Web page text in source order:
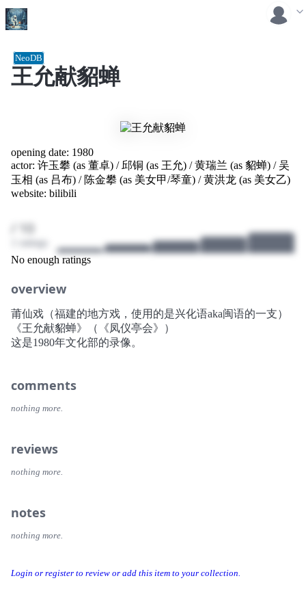
王允献貂蝉
NeoDB
Login or register to review or add this item to your collection.
opening date: 1980
actor: 许玉攀 (as 董卓) /邱铜 (as 王允) /黄瑞兰 (as 貂蝉) /吴
玉相 (as 吕布) / 陈金攀 (as 美女甲/琴童) /黄洪龙 (as 美女乙)
website: bilibili
/ 10
1 ratings
No enough ratings
overview
莆仙戏（福建的地方戏，使用的是兴化语aka闽语的一支）
《王允献貂蝉》（《凤仪亭会》）
这是1980年文化部的录像。
comments
nothing more.
reviews
nothing more.
notes
nothing more.